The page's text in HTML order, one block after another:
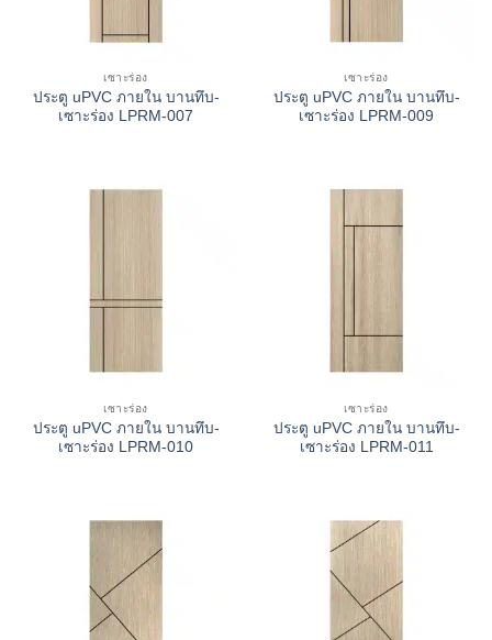
เซาะร่อง
ประตู uPVC ภายใน บานทึบ-
เซาะร่อง LPRM-007
เซาะร่อง
ประตู uPVC ภายใน บานทึบ-
เซาะร่อง LPRM-009
เซาะร่อง
ประตู uPVC ภายใน บานทึบ-
เซาะร่อง LPRM-010
เซาะร่อง
ประตู uPVC ภายใน บานทึบ-
เซาะร่อง LPRM-011